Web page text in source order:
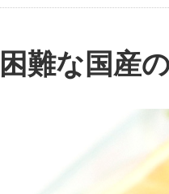
難な国産